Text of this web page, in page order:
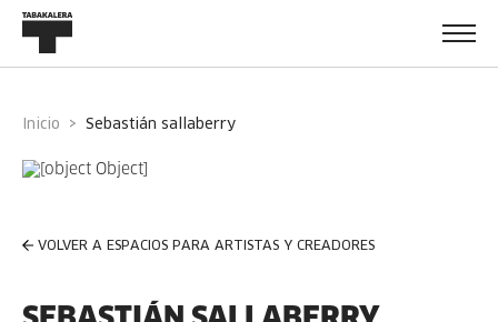
Inicio sebastián sallaberry
VOLVER A ESPACIOS PARA ARTISTAS Y CREADORES